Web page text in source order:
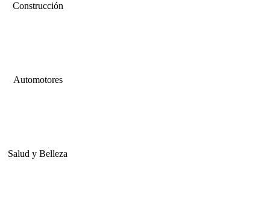
Construcción
Automotores
Salud y Belleza